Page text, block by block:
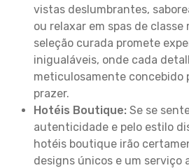
vistas deslumbrantes,
ou relaxar em spas de classe
seleção curada promete
inigualáveis, onde cada
meticulosamente concebido
prazer.
Hotéis Boutique: Se se
autenticidade e pelo estilo
hotéis boutique irão
designs únicos e um serviço